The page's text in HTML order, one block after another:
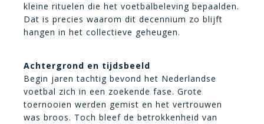
kleine rituelen die het voetbalbeleving bepaalden.
Dat is precies waarom dit decennium zo blijft
hangen in het collectieve geheugen.
Achtergrond en tijdsbeeld
Begin jaren tachtig bevond het Nederlandse
voetbal zich in een zoekende fase. Grote
toernooien werden gemist en het vertrouwen
was broos. Toch bleef de betrokkenheid van